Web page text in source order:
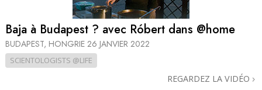
Baja à Budapest ? avec Róbert dans @home
BUDAPEST, HONGRIE 26 JANVIER 2022
SCIENTOLOGISTS @LIFE
REGARDEZ LA VIDÉO